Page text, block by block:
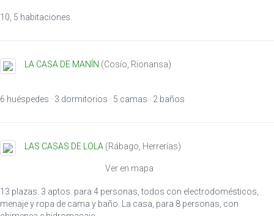
10, 5 habitaciones.
LA CASA DE MANÍN (Cosío, Rionansa)
6 huéspedes · 3 dormitorios · 5 camas · 2 baños
LAS CASAS DE LOLA (Rábago, Herrerías)
Ver en mapa
13 plazas. 3 aptos. para 4 personas, todos con electrodomésticos,
menaje y ropa de cama y baño. La casa, para 8 personas, con